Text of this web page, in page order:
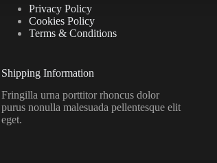
Privacy Policy
Cookies Policy
Terms & Conditions
Shipping Information
Fringilla urna porttitor rhoncus dolor
purus nonulla malesuada pellentesque elit
eget.